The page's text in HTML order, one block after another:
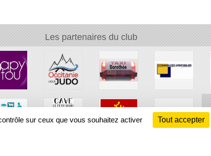
Les partenaires du club
sur ceux que vous souhaitez activer Tout accepter